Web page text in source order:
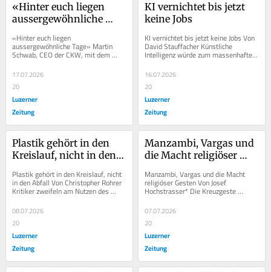
«Hinter euch liegen
aussergewöhnliche
«Hinter euch liegen
aussergewöhnliche Tage» Martin
Schwab, CEO der CKW, mit dem
Vorwort zur Lehrabschlussbeilage
2026 abo-iconExklusiv für
Abonnenten
17.07.2026
20
Luzerner
Zeitung
KI vernichtet bis jetzt
keine Jobs
KI vernichtet bis jetzt keine Jobs Von
David Stauffacher Künstliche
Intelligenz würde zum massenhaften
Abbau von Arbeitsplätzen führen,
heisst es....
16.07.2026
20
Luzerner
Zeitung
Plastik gehört in den
Kreislauf, nicht in den
Plastik gehört in den Kreislauf, nicht
in den Abfall Von Christopher Rohrer
Kritiker zweifeln am Nutzen des
Christopher...
08.07.2026
20
Luzerner
Zeitung
Manzambi, Vargas und
die Macht religiöser
Manzambi, Vargas und die Macht
religiöser Gesten Von Josef
Hochstrasser* Die Kreuzgeste
unserer Nationalspieler sorgt für
Applaus und Kritik...
07.07.2026
20
Luzerner
Zeitung